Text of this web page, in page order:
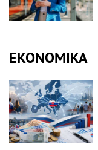
EKONOMIKA